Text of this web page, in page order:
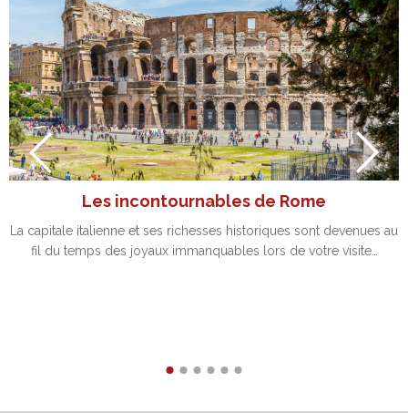
Les incontournables de Rome
La capitale italienne et ses richesses historiques sont devenues au
fil du temps des joyaux immanquables lors de votre visite…